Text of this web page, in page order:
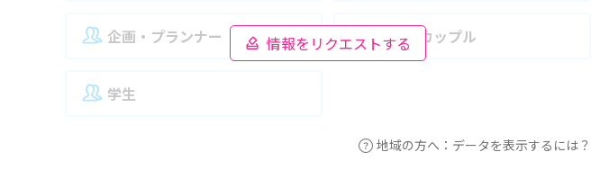
情報をリクエストする
企画・プランナー 夫婦・カップル
学生
地域の方へ：データを表示するには？